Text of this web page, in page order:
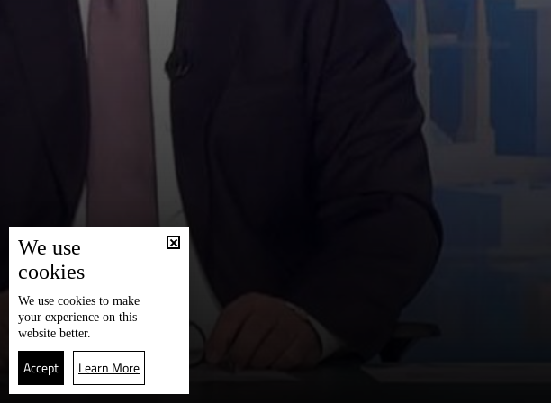
We use
cookies
We use cookies to make
your experience on this
website better.
Accept Learn More